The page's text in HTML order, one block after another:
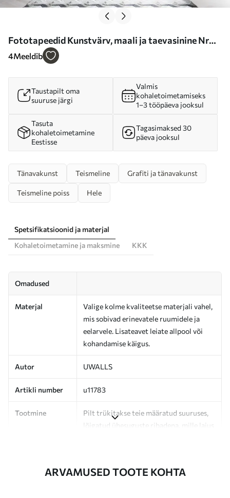
Fototapeedid Kunstvärv, maali ja taevasinine Nr
u11783
4Meeldib
Taustapilt oma
suuruse järgi
Valmis
kohaletoimetamiseks
1–3 tööpäeva jooksul
Tasuta
kohaletoimetamine
Eestisse
Tagasimaksed 30
päeva jooksul
Tänavakunst Teismeline Grafiti ja tänavakunst
Teismeline poiss Hele
Spetsifikatsioonid ja materjal
Kohaletoimetamine ja maksmine
KKK
Omadused
Materjal
Valige kolme kvaliteetse materjali vahel,
mis sobivad erinevatele ruumidele ja
eelarvele. Lisateavet leiate allpool või
kohandamise käigus.
Autor UWALLS
Artikli number u11783
Tootmine
Pilt trükitakse teie määratud suuruses,
lõigatud ühesuguste ribadena, mille laius
ARVAMUSED TOOTE KOHTA